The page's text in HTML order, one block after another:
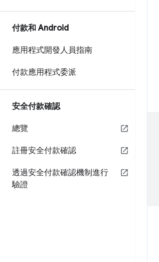
付款和 Android
應用程式開發人員指南
付款應用程式委派
安全付款確認
總覽
註冊安全付款確認
透過安全付款確認機制進行
驗證